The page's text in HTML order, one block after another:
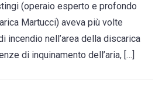
nel
reparto
di
(operaio esperto e profondo
Martucci) aveva più volte
incendio nell’area della discarica
di inquinamento dell’aria, […]